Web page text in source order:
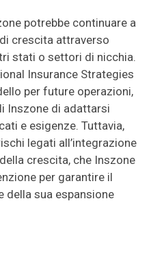
potrebbe continuare a
crescita attraverso
stati o settori di nicchia.
Insurance Strategies
per future operazioni,
Inszone di adattarsi
e esigenze. Tuttavia,
legati all’integrazione
crescita, che Inszone
per garantire il
della sua espansione